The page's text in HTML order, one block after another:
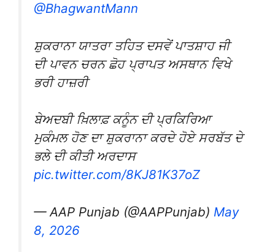
@BhagwantMann
ਸ਼ੁਕਰਾਨਾ ਯਾਤਰਾ ਤਹਿਤ ਦਸਵੇਂ ਪਾਤਸ਼ਾਹ ਜੀ
ਦੀ ਪਾਵਨ ਚਰਨ ਛੋਹ ਪ੍ਰਾਪਤ ਅਸਥਾਨ ਵਿਖੇ
ਭਰੀ ਹਾਜ਼ਰੀ
ਬੇਅਦਬੀ ਖ਼ਿਲਾਫ਼ ਕਨੂੰਨ ਦੀ ਪ੍ਰਕਿਰਿਆ
ਮੁਕੰਮਲ ਹੋਣ ਦਾ ਸ਼ੁਕਰਾਨਾ ਕਰਦੇ ਹੋਏ ਸਰਬੱਤ ਦੇ
ਭਲੇ ਦੀ ਕੀਤੀ ਅਰਦਾਸ
pic.twitter.com/8KJ81K37oZ
— AAP Punjab (@AAPPunjab) May
8, 2026